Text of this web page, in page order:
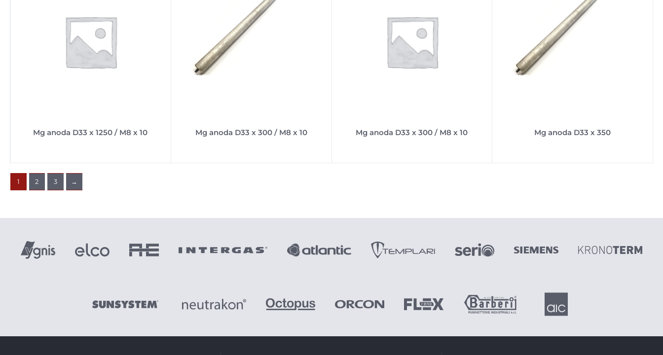
Mg anoda D33 x 1250 / M8 x 10 Mg anoda D33 x 300 / M8 x 10 Mg anoda D33 x 300 / M8 x 10 Mg anoda D33 x 350
1 2 3 →